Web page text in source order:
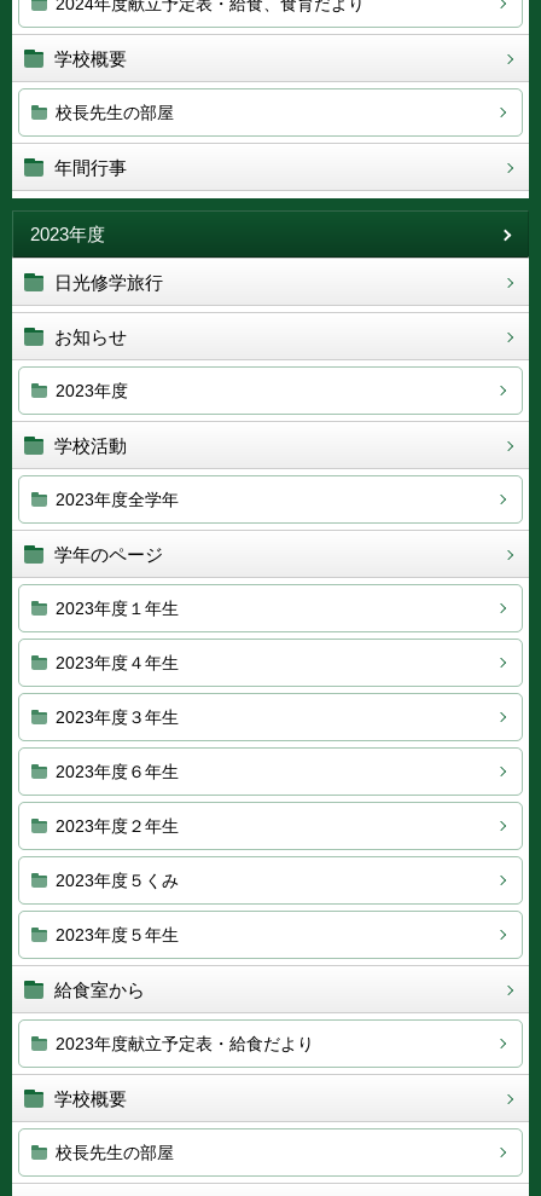
学校概要
校長先生の部屋
年間行事
2023年度
日光修学旅行
お知らせ
2023年度
学校活動
2023年度全学年
学年のページ
2023年度１年生
2023年度４年生
2023年度３年生
2023年度６年生
2023年度２年生
2023年度５くみ
2023年度５年生
給食室から
2023年度献立予定表・給食だより
学校概要
校長先生の部屋